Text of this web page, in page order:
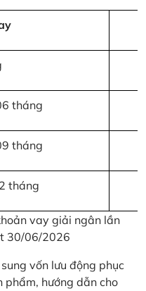
tháng
tháng
tháng
vay giải ngân lần
30/06/2026
vốn lưu động phục
phẩm, hướng dẫn cho